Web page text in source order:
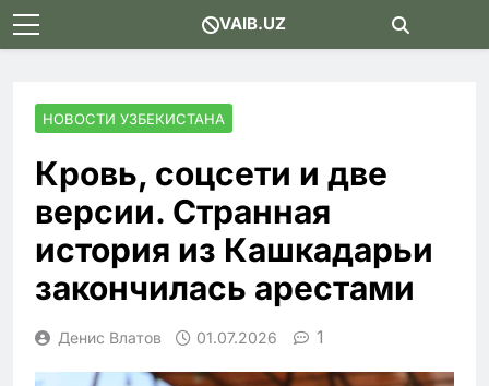
Skip
to
VAIB.UZ
НОВОСТИ УЗБЕКИСТАНА
Кровь, соцсети и две
версии. Странная
история из Кашкадарьи
закончилась арестами
Денис Влатов 01.07.2026 1